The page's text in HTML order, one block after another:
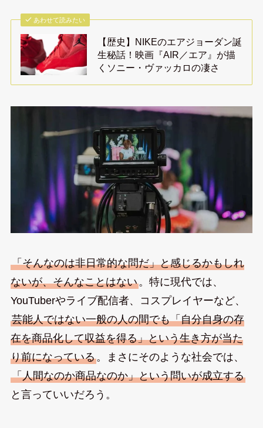
あわせて読みたい
【歴史】NIKEのエアジョーダン誕
生秘話！映画『AIR／エア』が描
くソニー・ヴァッカロの凄さ
「そんなのは非日常的な問だ」と感じるかもしれ
ないが、そんなことはない。特に現代では、
YouTuberやライブ配信者、コスプレイヤーなど、
芸能人ではない一般の人の間でも「自分自身の存
在を商品化して収益を得る」という生き方が当た
り前になっている。まさにそのような社会では、
「人間なのか商品なのか」という問いが成立する
と言っていいだろう。